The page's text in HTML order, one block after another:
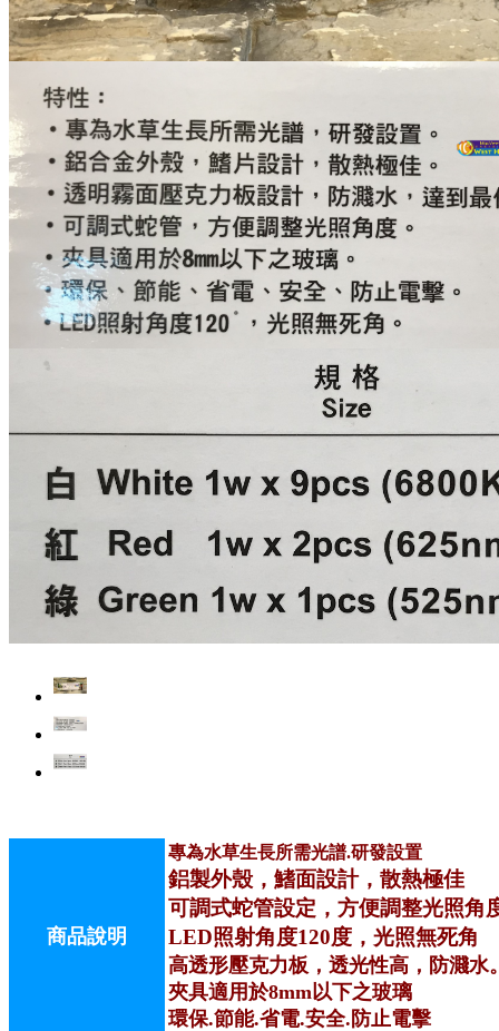
商品說明
專為水草生長所需光譜.研發設置
鋁製外殼，鰭面設計，散熱極佳
可調式蛇管設定，方便調整光照角
LED照射角度120度，光照無死角
高透形壓克力板，透光性高，防濺水
夾具適用於8mm以下之玻璃
環保.節能.省電.安全.防止電擊